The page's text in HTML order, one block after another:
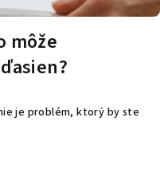
môže
je problém, ktorý by ste